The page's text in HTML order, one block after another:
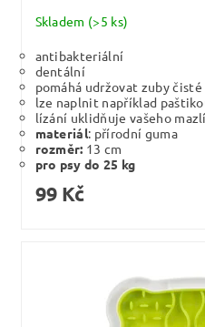
Skladem (>5 ks)
antibakteriální
dentální
pomáhá udržovat zuby čisté
lze naplnit například
lízání uklidňuje vašeho
materiál: přírodní guma
rozměr: 13 cm
pro psy do 25 kg
99 Kč